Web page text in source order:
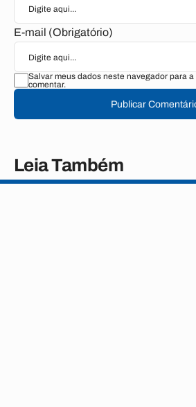
E-mail (Obrigatório)
Salvar meus dados neste navegador para
comentar.
Publicar
Leia Também